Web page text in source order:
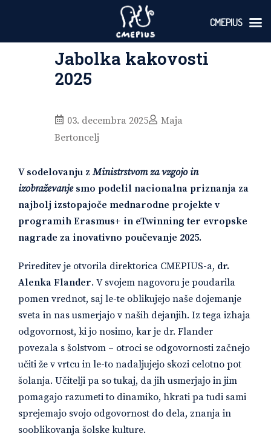
Jabolka kakovosti
2025
03. decembra 2025
Maja
Bertoncelj
V sodelovanju z Ministrstvom za vzgojo in
izobraževanjesmo podelil nacionalna priznanja za
najbolj izstopajoče mednarodne projekte v
programih Erasmus+ in eTwinning ter evropske
nagrade za inovativno poučevanje 2025.
Prireditev je otvorila direktorica CMEPIUS-a, dr.
Alenka Flander. V svojem nagovoru je poudarila
pomen vrednot, saj le-te oblikujejo naše dojemanje
sveta in nas usmerjajo v naših dejanjih. Iz tega izhaja
odgovornost, ki jo nosimo, kar je dr. Flander
povezala s šolstvom – otroci se odgovornosti začnejo
učiti že v vrtcu in le-to nadaljujejo skozi celotno pot
šolanja. Učitelji pa so tukaj, da jih usmerjajo in jim
pomagajo razumeti to dinamiko, hkrati pa tudi sami
sprejemajo svojo odgovornost do dela, znanja in
sooblikovanja šolske kulture.
CMEPIUS